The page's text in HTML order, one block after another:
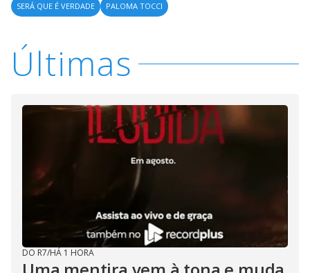
SERÁ QUE É VERDADE
PALOMA TOCCI
Últimas
DO R7/HÁ 1 HORA